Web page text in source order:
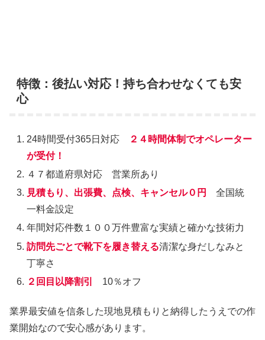
特徴：後払い対応！持ち合わせなくても安
心
24時間受付365日対応
２４時間体制でオペレーター
が受付！
４７都道府県対応 営業所あり
見積もり、出張費、点検、キャンセル０円
全国統
一料金設定
年間対応件数１００万件豊富な実績と確かな技術力
訪問先ごとで靴下を履き替える清潔な身だしなみと
丁寧さ
２回目以降割引
10％オフ
業界最安値を信条した現地見積もりと納得したうえでの作
業開始なので安心感があります。